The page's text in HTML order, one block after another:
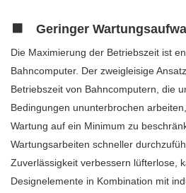
Geringer
Die Maximierung der Betriebszeit ist
Bahncomputer. Der zweigleisige
Betriebszeit von Bahncomputern, die
Bedingungen ununterbrochen
Wartung auf ein Minimum zu
Wartungsarbeiten schneller
Zuverlässigkeit verbessern lüfterlose,
Designelemente in Kombination mit